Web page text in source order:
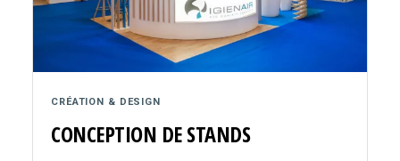
CRÉATION & DESIGN
CONCEPTION DE STANDS